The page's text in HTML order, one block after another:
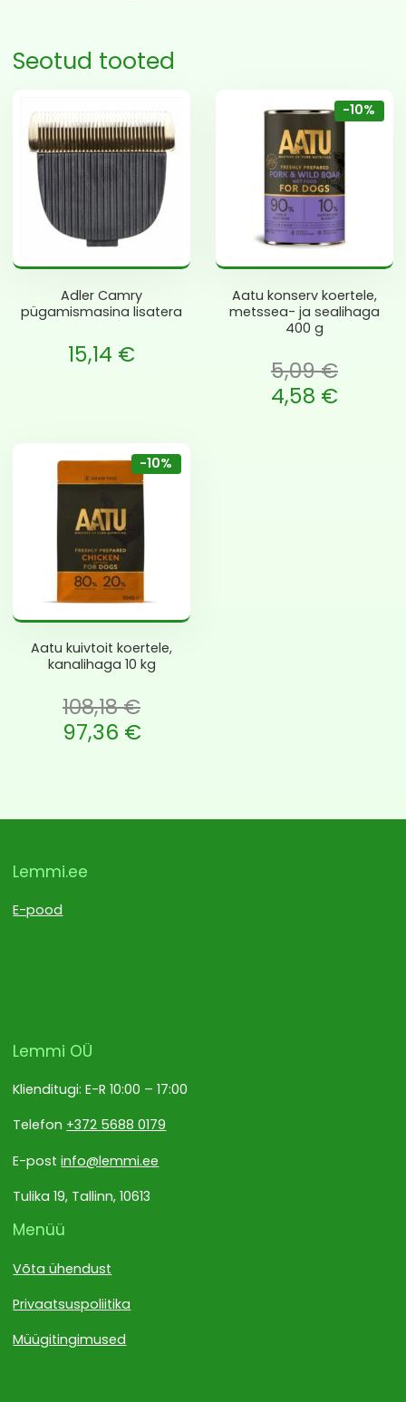
Seotud tooted
Adler Camry
pügamismasina lisatera
15,14 €
-10%
Aatu konserv koertele,
metssea- ja sealihaga
400 g
5,09€
Algne hind oli: 5,09 €.
4,58 €
-10%
Aatu kuivtoit koertele,
kanalihaga 10 kg
108,18€
108,18 €.
97,36 €
Lemmi.ee
E-pood
Lemmi OÜ
Klienditugi: E-R 10:00 – 17:00
Telefon +372 5688 0179
E-postinfo@lemmi.ee
Tulika 19, Tallinn, 10613
Menüü
Võta ühendust
Privaatsuspoliitika
Müügitingimused